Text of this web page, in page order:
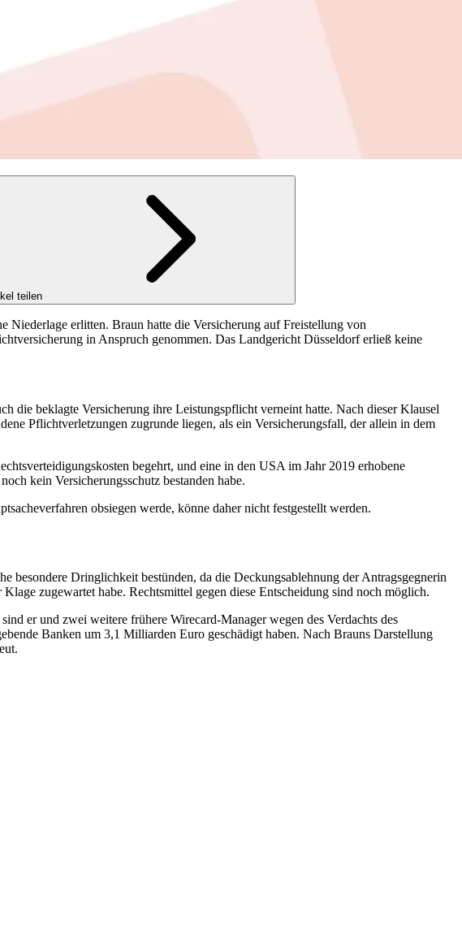
teilen
Niederlage erlitten. Braun hatte die Versicherung auf Freistellung von
in Anspruch genommen. Das Landgericht Düsseldorf erließ keine
die beklagte Versicherung ihre Leistungspflicht verneint hatte. Nach dieser Klausel
Pflichtverletzungen zugrunde liegen, als ein Versicherungsfall, der allein in dem
begehrt, und eine in den USA im Jahr 2019 erhobene
kein Versicherungsschutz bestanden habe.
obsiegen werde, könne daher nicht festgestellt werden.
besondere Dringlichkeit bestünden, da die Deckungsablehnung der Antragsgegnerin
zugewartet habe. Rechtsmittel gegen diese Entscheidung sind noch möglich.
er und zwei weitere frühere Wirecard-Manager wegen des Verdachts des
Banken um 3,1 Milliarden Euro geschädigt haben. Nach Brauns Darstellung